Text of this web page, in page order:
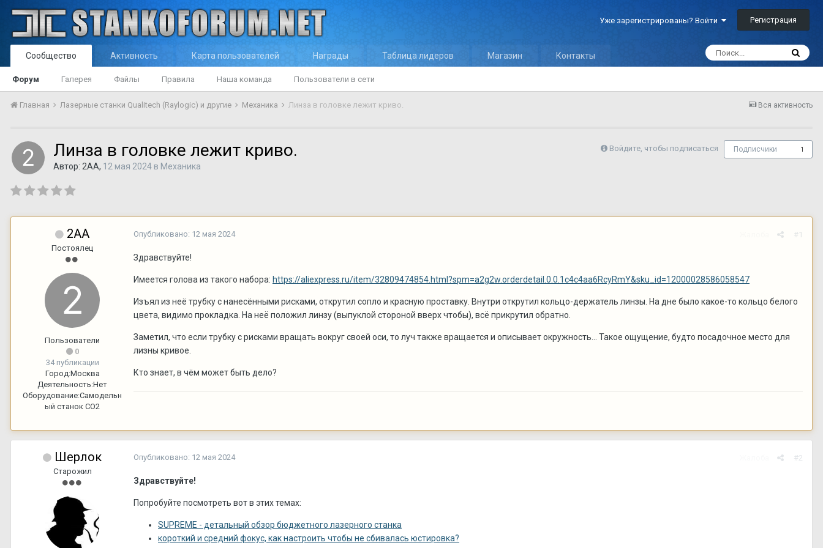
Уже зарегистрированы? Войти Регистрация
Сообщество
Форум Галерея Файлы Правила Наша команда Пользователи в сети
Активность Карта пользователей Награды Таблица лидеров Магазин Контакты
Вся активность
Главная Лазерные станки Qualitech (Raylogic) и другие Механика Линза в головке лежит криво.
Войдите, чтобы подписаться Подписчики 1
Линза в головке лежит криво.
Автор: 2АА, 12 мая 2024 в Механика
2АА
Постоялец
Пользователи
0
34 публикации
Город:Москва
Деятельность:Нет
Оборудование:Самодельн
ый станок CO2
#1
Опубликовано: 12 мая 2024
Здравствуйте!
Имеется голова из такого набора: https://aliexpress.ru/item/32809474854.html?spm=a2g2w.orderdetail.0.0.1c4c4aa6RcyRmY&sku_id=12000028586058547
Изъял из неё трубку с нанесёнными рисками, открутил сопло и красную проставку. Внутри открутил кольцо-держатель линзы. На дне было какое-то кольцо белого
цвета, видимо прокладка. На неё положил линзу (выпуклой стороной вверх чтобы), всё прикрутил обратно.
Заметил, что если трубку с рисками вращать вокруг своей оси, то луч также вращается и описывает окружность... Такое ощущение, будто посадочное место для
лизны кривое.
Кто знает, в чём может быть дело?
Шерлок
Старожил
#2
Опубликовано: 12 мая 2024
Здравствуйте!
Попробуйте посмотреть вот в этих темах:
SUPREME - детальный обзор бюджетного лазерного станка
короткий и средний фокус, как настроить чтобы не сбивалась юстировка?